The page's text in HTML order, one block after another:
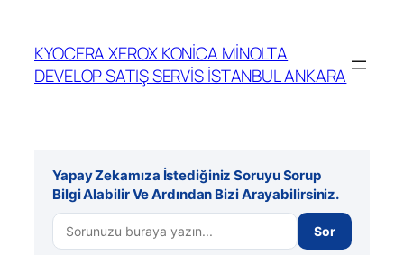
KYOCERA XEROX KONİCA MİNOLTA
DEVELOP SATIŞ SERVİS İSTANBUL ANKARA
Yapay Zekamıza İstediğiniz Soruyu Sorup
Bilgi Alabilir Ve Ardından Bizi Arayabilirsiniz.
Sor